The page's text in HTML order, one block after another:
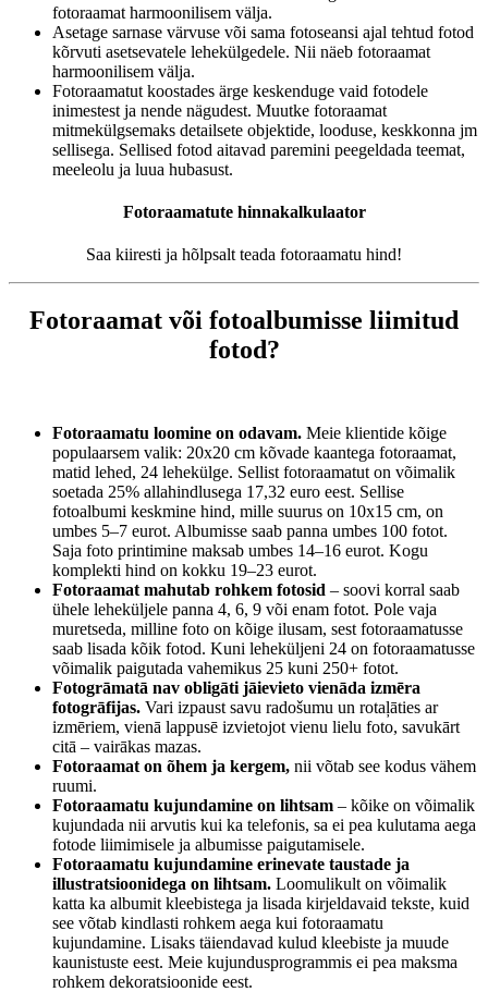
fotoraamat harmoonilisem välja.
Asetage sarnase värvuse või sama fotoseansi ajal tehtud fotod
kõrvuti asetsevatele lehekülgedele. Nii näeb fotoraamat
harmoonilisem välja.
Fotoraamatut koostades ärge keskenduge vaid fotodele
inimestest ja nende nägudest. Muutke fotoraamat
mitmekülgsemaks detailsete objektide, looduse, keskkonna jm
sellisega. Sellised fotod aitavad paremini peegeldada teemat,
meeleolu ja luua hubasust.
Fotoraamatute hinnakalkulaator
Saa kiiresti ja hõlpsalt teada fotoraamatu hind!
Fotoraamat või fotoalbumisse liimitud
fotod?
Fotoraamatu loomine on odavam. Meie klientide kõige
populaarsem valik: 20x20 cm kõvade kaantega fotoraamat,
matid lehed, 24 lehekülge. Sellist fotoraamatut on võimalik
soetada 25% allahindlusega 17,32 euro eest. Sellise
fotoalbumi keskmine hind, mille suurus on 10x15 cm, on
umbes 5–7 eurot. Albumisse saab panna umbes 100 fotot.
Saja foto printimine maksab umbes 14–16 eurot. Kogu
komplekti hind on kokku 19–23 eurot.
Fotoraamat mahutab rohkem fotosid – soovi korral saab
ühele leheküljele panna 4, 6, 9 või enam fotot. Pole vaja
muretseda, milline foto on kõige ilusam, sest fotoraamatusse
saab lisada kõik fotod. Kuni leheküljeni 24 on fotoraamatusse
võimalik paigutada vahemikus 25 kuni 250+ fotot.
Fotogrāmatā nav obligāti jāievieto vienāda izmēra
fotogrāfijas. Vari izpaust savu radošumu un rotaļāties ar
izmēriem, vienā lappusē izvietojot vienu lielu foto, savukārt
citā – vairākas mazas.
Fotoraamat on õhem ja kergem, nii võtab see kodus vähem
ruumi.
Fotoraamatu kujundamine on lihtsam – kõike on võimalik
kujundada nii arvutis kui ka telefonis, sa ei pea kulutama aega
fotode liimimisele ja albumisse paigutamisele.
Fotoraamatu kujundamine erinevate taustade ja
illustratsioonidega on lihtsam. Loomulikult on võimalik
katta ka albumit kleebistega ja lisada kirjeldavaid tekste, kuid
see võtab kindlasti rohkem aega kui fotoraamatu
kujundamine. Lisaks täiendavad kulud kleebiste ja muude
kaunistuste eest. Meie kujundusprogrammis ei pea maksma
rohkem dekoratsioonide eest.